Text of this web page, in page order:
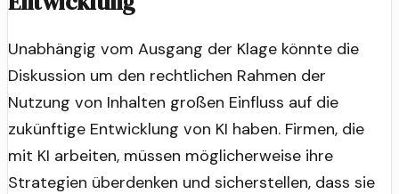
Unabhängig vom Ausgang der Klage könnte die
Diskussion um den rechtlichen Rahmen der
Nutzung von Inhalten großen Einfluss auf die
zukünftige Entwicklung von KI haben. Firmen, die
mit KI arbeiten, müssen möglicherweise ihre
Strategien überdenken und sicherstellen, dass sie